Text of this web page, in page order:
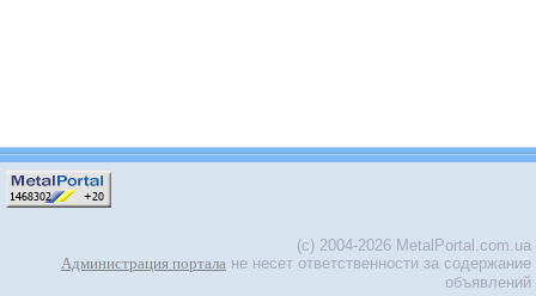
(c) 2004-2026 MetalPortal.com.ua
Администрация портала не несет ответственности за содержание
объявлений